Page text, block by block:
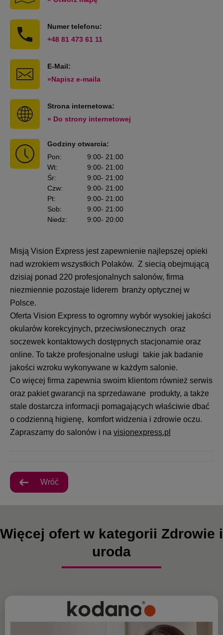
Numer telefonu:
+48 81 473 61 11
E-Mail:
»Napisz e-maila
Strona internetowa:
» Do strony internetowej
Godziny otwarcia:
Pon: 9:00- 21:00
Wt: 9:00- 21:00
Śr: 9:00- 21:00
Czw: 9:00- 21:00
Pt: 9:00- 21:00
Sob: 9:00- 21:00
Niedz: 9:00- 20:00
Misją Vision Express jest zapewnienie najlepszej opieki
nad wzrokiem wszystkich Polaków. Z siecią obejmującą
dzisiaj ponad 220 profesjonalnych salonów, firma
niezmiennie pozostaje liderem branży optycznej w
Polsce.
Oferta Vision Express to ogromny wybór wysokiej jakości
okularów korekcyjnych, przeciwsłonecznych oraz
soczewek kontaktowych dostępnych stacjonarnie oraz
online. To także profesjonalne usługi takie jak badanie
jakości wzroku wykonywane w każdym salonie.
Co więcej firma zapewnia swoim klientom również serwis
oraz pakiet gwarancji na sprzedawane produkty, a także
stale dostarcza informacji pomagających właściwie dbać
o codzienną higienę, komfort widzenia i zdrowie oczu.
Zapraszamy do salonów i na visionexpress.pl
Wróć
Więcej ofert w kategorii Zdrowie i
uroda